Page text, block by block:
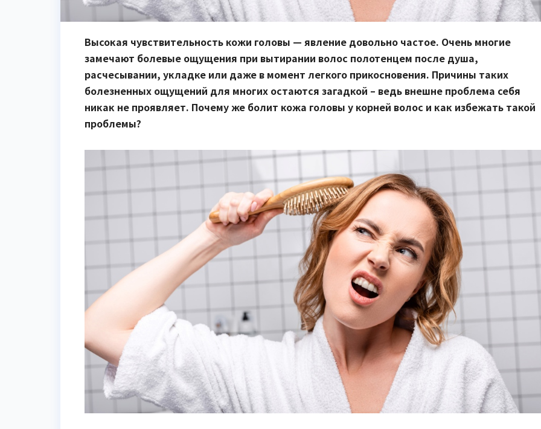
Высокая чувствительность кожи головы — явление довольно частое. Очень многие
замечают болевые ощущения при вытирании волос полотенцем после душа,
расчесывании, укладке или даже в момент легкого прикосновения. Причины таких
болезненных ощущений для многих остаются загадкой – ведь внешне проблема себя
никак не проявляет. Почему же болит кожа головы у корней волос и как избежать такой
проблемы?